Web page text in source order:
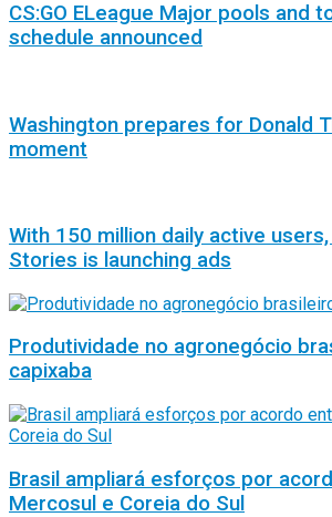
CS:GO ELeague Major pools and
schedule announced
Washington prepares for Donald
moment
With 150 million daily active
Stories is launching ads
Produtividade no agronegócio
capixaba
Brasil ampliará esforços por
Mercosul e Coreia do Sul